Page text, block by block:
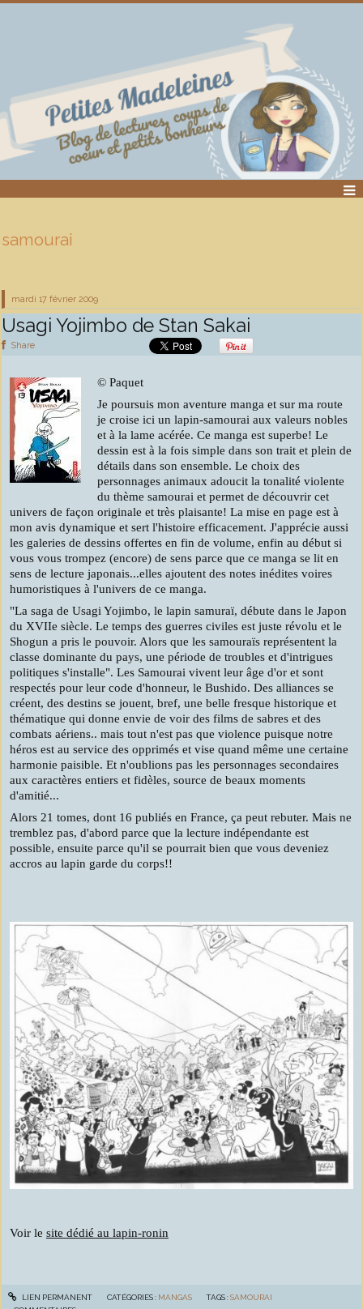
samourai
mardi 17 février 2009
Usagi Yojimbo de Stan Sakai
Share
© Paquet
Je poursuis mon aventure manga et sur ma route
je croise ici un lapin-samourai aux valeurs nobles
et à la lame acérée. Ce manga est superbe! Le
dessin est à la fois simple dans son trait et plein de
détails dans son ensemble. Le choix des
personnages animaux adoucit la tonalité violente
du thème samourai et permet de découvrir cet
univers de façon originale et très plaisante! La mise en page est à
mon avis dynamique et sert l'histoire efficacement. J'apprécie aussi
les galeries de dessins offertes en fin de volume, enfin au début si
vous vous trompez (encore) de sens parce que ce manga se lit en
sens de lecture japonais...elles ajoutent des notes inédites voires
humoristiques à l'univers de ce manga.
"La saga de Usagi Yojimbo, le lapin samuraï, débute dans le Japon
du XVIIe siècle. Le temps des guerres civiles est juste révolu et le
Shogun a pris le pouvoir. Alors que les samouraïs représentent la
classe dominante du pays, une période de troubles et d'intrigues
politiques s'installe". Les Samourai vivent leur âge d'or et sont
respectés pour leur code d'honneur, le Bushido. Des alliances se
créent, des destins se jouent, bref, une belle fresque historique et
thématique qui donne envie de voir des films de sabres et des
combats aériens.. mais tout n'est pas que violence puisque notre
héros est au service des opprimés et vise quand même une certaine
harmonie paisible. Et n'oublions pas les personnages secondaires
aux caractères entiers et fidèles, source de beaux moments
d'amitié...
Alors 21 tomes, dont 16 publiés en France, ça peut rebuter. Mais ne
tremblez pas, d'abord parce que la lecture indépendante est
possible, ensuite parce qu'il se pourrait bien que vous deveniez
accros au lapin garde du corps!!
Voir le site dédié au lapin-ronin
LIEN PERMANENT CATÉGORIES : MANGAS TAGS :SAMOURAI